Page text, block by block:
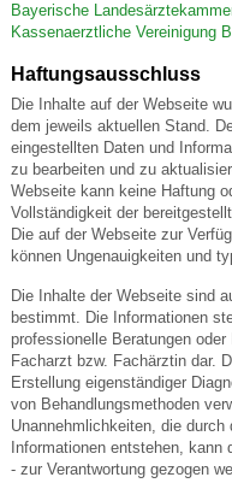
Bayerische
Kassenaerztliche Vereinigung
Haftungsausschluss
Die Inhalte auf der Webseite
dem jeweils aktuellen Stand.
eingestellten Daten und
zu bearbeiten und zu
Webseite kann keine Haftung
Vollständigkeit der
Die auf der Webseite zur
können Ungenauigkeiten und
Die Inhalte der Webseite sind
bestimmt. Die Informationen
professionelle Beratungen
Facharzt bzw. Fachärztin dar.
Erstellung eigenständiger
von Behandlungsmethoden
Unannehmlichkeiten, die
Informationen entstehen,
- zur Verantwortung gezogen